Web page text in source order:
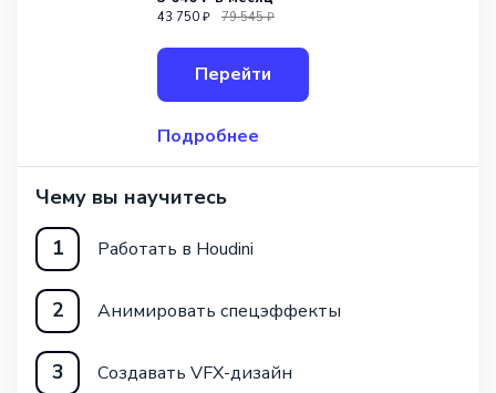
передовые методы создания эффектов
с тонкостями создания реалистичных
43 750 ₽ 79 545 ₽
Перейти
Подробнее
Чему вы научитесь
1
Работать в Houdini
2 Анимировать спецэффекты
3 Создавать VFX-дизайн